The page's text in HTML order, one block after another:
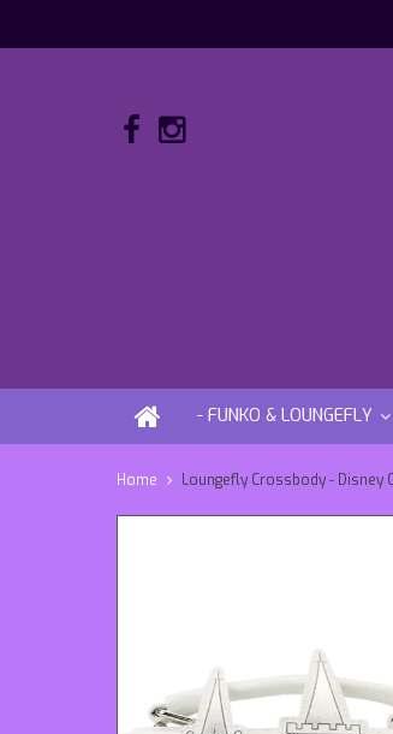
- FUNKO & LOUNGEFLY
Home Loungefly Crossbody - Disney